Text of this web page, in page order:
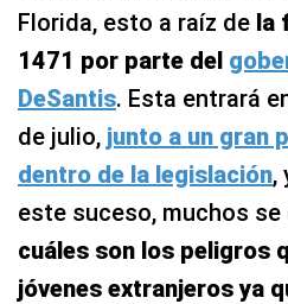
Florida, esto a raíz de la
1471 por parte del
DeSantis. Esta entrará
de julio, junto a un gran
dentro de la legislación,
este suceso, muchos
cuáles son los peligros
jóvenes extranjeros ya